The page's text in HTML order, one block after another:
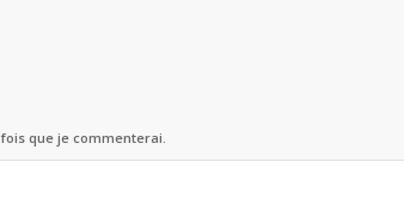
que je commenterai.